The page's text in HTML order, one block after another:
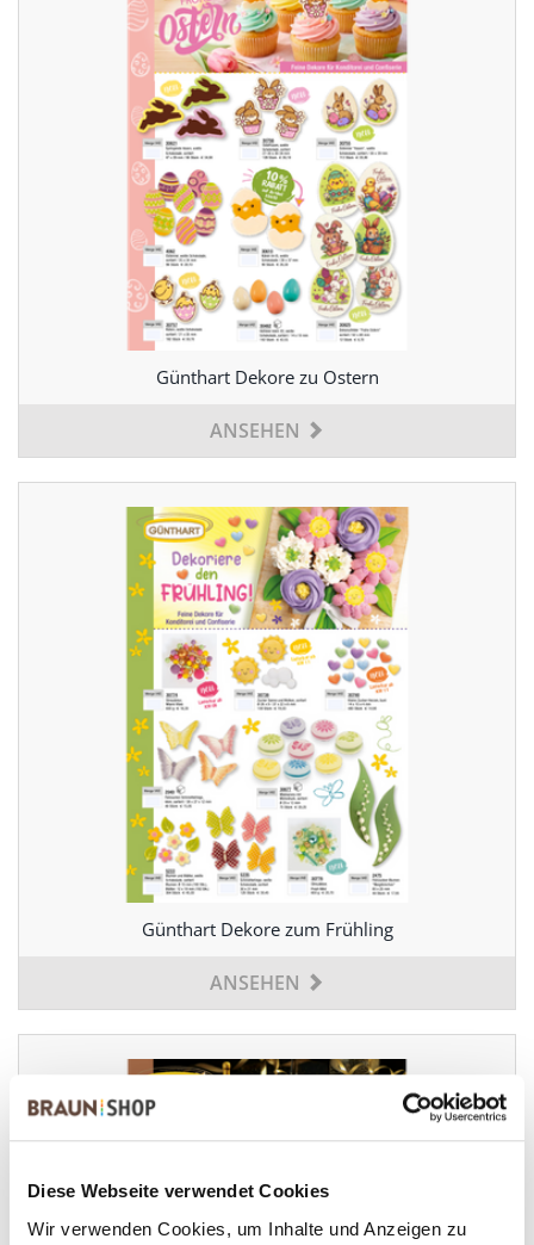
Diese Webseite verwendet Cookies
Wir verwenden Cookies, um Inhalte und Anzeigen zu
Günthart Dekore zu Ostern
ANSEHEN
Günthart Dekore zum Frühling
ANSEHEN